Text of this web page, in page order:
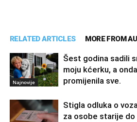
RELATED ARTICLES MORE FROM
Najnovije
Šest godina sadili
moju kćerku, a
promijenila sve.
Stigla odluka o
za osobe starije